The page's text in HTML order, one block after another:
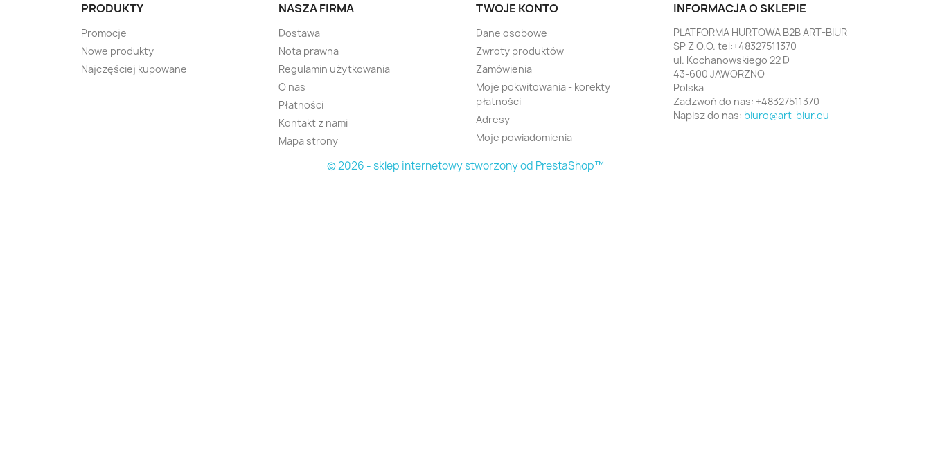
PRODUKTY
Promocje
Nowe produkty
Najczęściej kupowane
NASZA FIRMA
Dostawa
Nota prawna
Regulamin użytkowania
O nas
Płatności
Kontakt z nami
Mapa strony
TWOJE KONTO
Dane osobowe
Zwroty produktów
Zamówienia
Moje pokwitowania - korekty
płatności
Adresy
Moje powiadomienia
INFORMACJA O SKLEPIE
PLATFORMA HURTOWA B2B ART-BIUR
SP Z O.O. tel:+48327511370
ul. Kochanowskiego 22 D
43-600 JAWORZNO
Polska
Zadzwoń do nas: +48327511370
Napisz do nas: biuro@art-biur.eu
© 2026 - sklep internetowy stworzony od PrestaShop™